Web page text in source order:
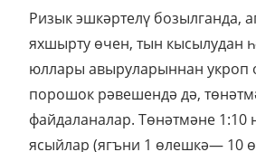
бүленеп чыгуны көчәйтүче,
эчәклек, бавыр, атеросклероз
булышучы чара буларак та
Моның өчен 1 аш кашыгы укроп
стакан кайнап торучы су
суынганчы төнәтәләр һәм